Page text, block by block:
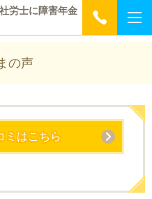
労士に障害年金
の声
ミはこちら